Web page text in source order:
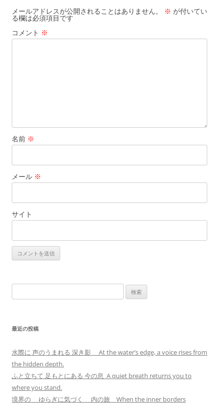
ー
シ
ョ
メールアドレスが公開されることはありません。 ※ が付いてい
る欄は必須項目です
コメント ※
名前 ※
メール ※
サイト
索:
最近の投稿
水際に 声のうまれる 深き影 At the water’s edge, a voice rises from
the hidden depth.
ふと立ちて 足もとにある 今の息 A quiet breath returns you to
where you stand.
境界の ゆらぎに気づく 内の旅 When the inner borders